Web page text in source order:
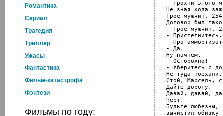
Романтика
Cериал
Трагедия
Триллер
Ужасы
Фантастика
Фильм-катастрофа
Фэнтези
Фильмы по году:
- Грохни этого
Не зная кода
Трое мужчин,
Договор был
- Трое мужчин,
- Пристегнитесь.
- Про
- Да.
Ну начнём.
- Осторожно!
- Уберитесь с
Не туда поехали.
Стой, Марсель,
Дайте дорогу.
Давай, давай,
Чёрт.
Будьте любезны,
вычистил обивку